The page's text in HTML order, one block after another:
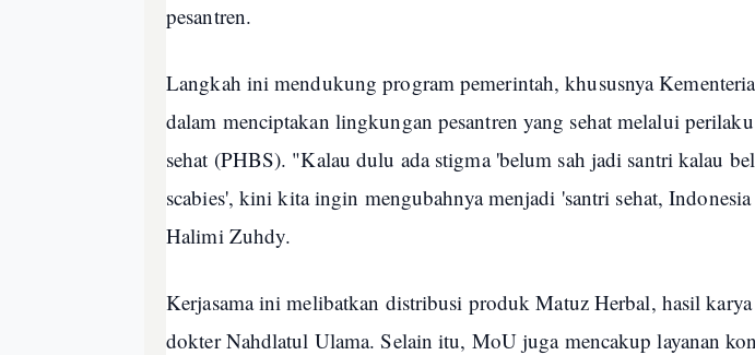
pesantren.
Langkah ini mendukung program pemerintah, khususnya
dalam menciptakan lingkungan pesantren yang sehat melalui
sehat (PHBS). "Kalau dulu ada stigma 'belum sah jadi santri kalau
scabies', kini kita ingin mengubahnya menjadi 'santri sehat,
Halimi Zuhdy.
Kerjasama ini melibatkan distribusi produk Matuz Herbal, hasil karya
dokter Nahdlatul Ulama. Selain itu, MoU juga mencakup layanan